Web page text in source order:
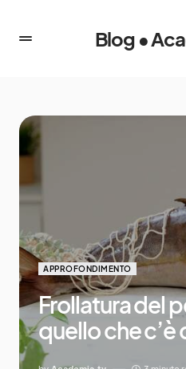
Blog •
APPROFONDIMENTO
Frollatura del
quello che c’è